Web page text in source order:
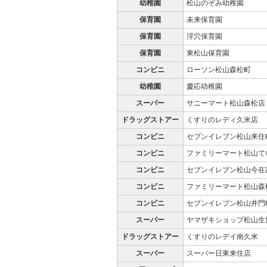
幼稚園
松山のぞみ幼稚園
保育園
未来保育園
保育園
浮穴保育園
保育園
東松山保育園
コンビニ
ローソン松山森松町
幼稚園
慶応幼稚園
スーパー
サニーマート松山森松店
ドラッグストアー
くすりのレディ久米店
コンビニ
セブンイレブン松山来住
コンビニ
ファミリーマート松山
コンビニ
セブンイレブン松山今在
コンビニ
ファミリーマート松山森
コンビニ
セブンイレブン松山井門
スーパー
ヤマザキショップ松山
ドラッグストアー
くすりのレデイ南久米
スーパー
スーパー日東来住店